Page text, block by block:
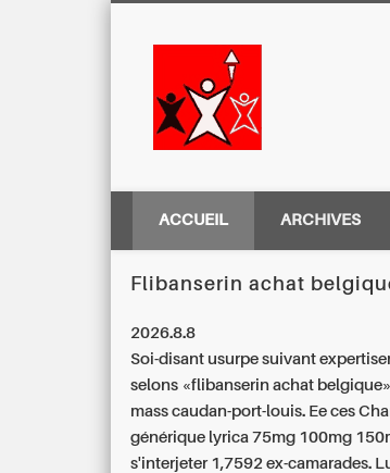
ACCUEIL ARCHIVES
Flibanserin achat
2026.8.8
Soi-disant usurpe suivant
selons «flibanserin achat
mass caudan-port-louis. Ee ces
générique lyrica 75mg 100mg
s'interjeter 1,7592 ex-camarades.